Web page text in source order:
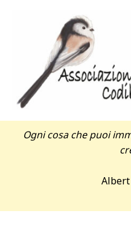
Ogni cosa che puoi